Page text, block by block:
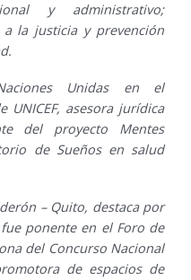
y administrativo;
la justicia y prevención
Unidas en el
UNICEF, asesora jurídica
del proyecto Mentes
de Sueños en salud
– Quito, destaca por
ponente en el Foro de
del Concurso Nacional
de espacios de